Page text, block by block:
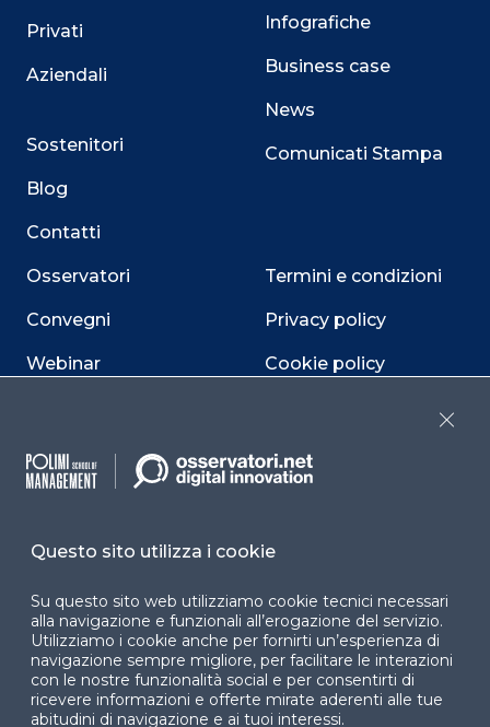
Privati
Aziendali
Sostenitori
Blog
Contatti
Osservatori
Convegni
Webinar
Infografiche
Business case
News
Comunicati Stampa
Termini e condizioni
Privacy policy
Cookie policy
Dichiarazione di
accessibilità
Facebook LinkedIn
Questo sito utilizza i cookie
Su questo sito web utilizziamo cookie tecnici necessari
alla navigazione e funzionali all’erogazione del servizio.
Utilizziamo i cookie anche per fornirti un’esperienza di
navigazione sempre migliore, per facilitare le interazioni
con le nostre funzionalità social e per consentirti di
ricevere informazioni e offerte mirate aderenti alle tue
abitudini di navigazione e ai tuoi interessi.